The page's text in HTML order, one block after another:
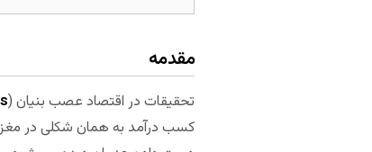
مقدمه
تحقیقات در اقتصاد عصب بنیان (
کسب درآمد به همان شکلی در مغز